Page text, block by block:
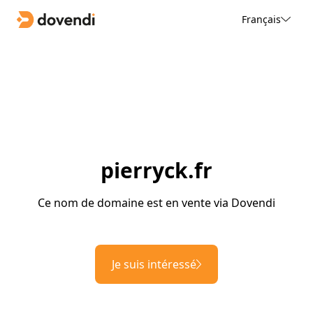
Français
pierryck.fr
Ce nom de domaine est en vente via Dovendi
Je suis intéressé